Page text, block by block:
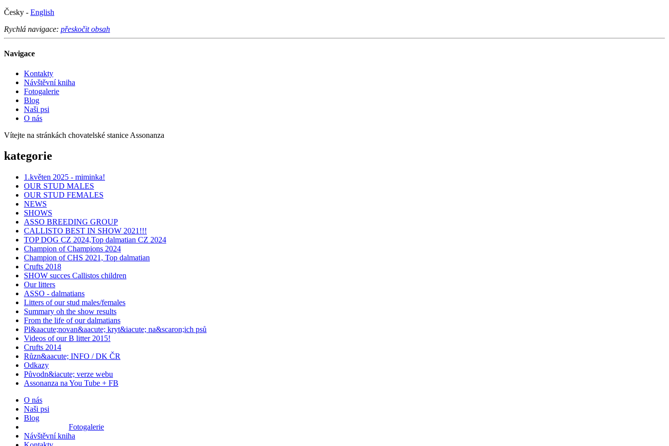
Česky - English
Rychlá navigace: přeskočit obsah
Navigace
Kontakty
Návštěvní kniha
Fotogalerie
Blog
Naši psi
O nás
Vítejte na stránkách chovatelské stanice Assonanza
kategorie
1.květen 2025 - miminka!
OUR STUD MALES
OUR STUD FEMALES
NEWS
SHOWS
ASSO BREEDING GROUP
CALLISTO BEST IN SHOW 2021!!!
TOP DOG CZ 2024,Top dalmatian CZ 2024
Champion of Champions 2024
Champion of CHS 2021, Top dalmatian
Crufts 2018
SHOW succes Callistos children
Our litters
ASSO - dalmatians
Litters of our stud males/females
Summary oh the show results
From the life of our dalmatians
Pl&aacute;novan&aacute; kryt&iacute; na&scaron;ich psů
Videos of our B litter 2015!
Crufts 2014
Různ&aacute; INFO / DK ČR
Odkazy
Původn&iacute; verze webu
Assonanza na You Tube + FB
O nás
Naši psi
Blog
Fotogalerie
Návštěvní kniha